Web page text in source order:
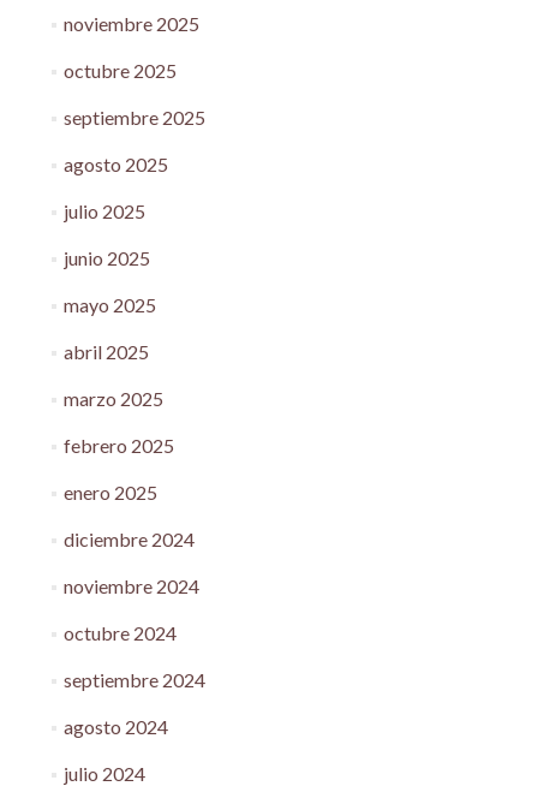
noviembre 2025
octubre 2025
septiembre 2025
agosto 2025
julio 2025
junio 2025
mayo 2025
abril 2025
marzo 2025
febrero 2025
enero 2025
diciembre 2024
noviembre 2024
octubre 2024
septiembre 2024
agosto 2024
julio 2024